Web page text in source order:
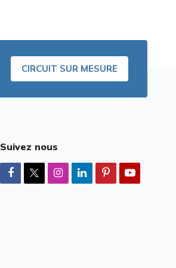
CIRCUIT SUR MESURE
Suivez nous